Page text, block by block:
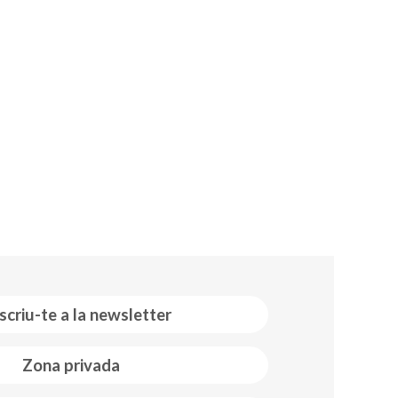
te a la newsletter
Zona privada